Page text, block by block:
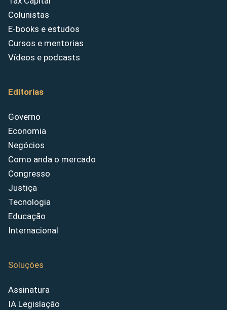
Colunistas
E-books e estudos
Cursos e mentorias
Vídeos e podcasts
Editorias
Governo
Economia
Negócios
Como anda o mercado
Congresso
Justiça
Tecnologia
Educação
Internacional
Soluções
Assinatura
IA Legislação